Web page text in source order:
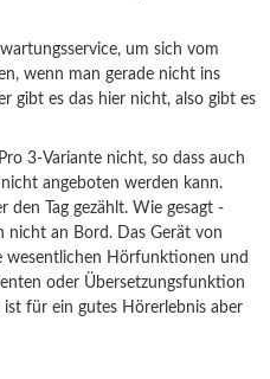
um sich vom
wenn man gerade nicht ins
gibt es das hier nicht, also gibt es
3-Variante nicht, so dass auch
angeboten werden kann.
den Tag gezählt. Wie gesagt -
nicht an Bord. Das Gerät von
wesentlichen Hörfunktionen und
oder Übersetzungsfunktion
für ein gutes Hörerlebnis aber